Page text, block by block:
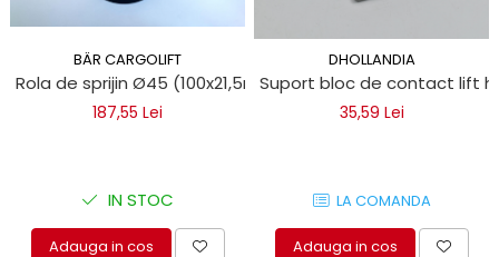
BÄR CARGOLIFT
Rola de sprijin Ø45 (100x21,5mm) pentru lift hidraulic
187,55 Lei
IN STOC
Adauga in cos
DHOLLANDIA
Suport bloc de contact lift
35,59 Lei
LA COMANDA
Adauga in cos